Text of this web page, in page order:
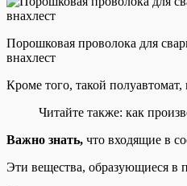
Порошковая проволока для
внахлест
Кроме того, такой
Читайте также: как
Важно знать, что входящие в
Эти вещества, образующиеся в